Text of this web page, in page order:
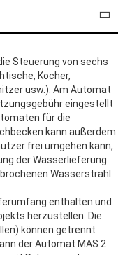
Steuerung von sechs
Kocher,
usw.). Am Automat
eingestellt
für die
kann außerdem
frei umgehen kann,
der Wasserlieferung
Wasserstrahl
enthalten und
herzustellen. Die
können getrennt
der Automat MAS 2